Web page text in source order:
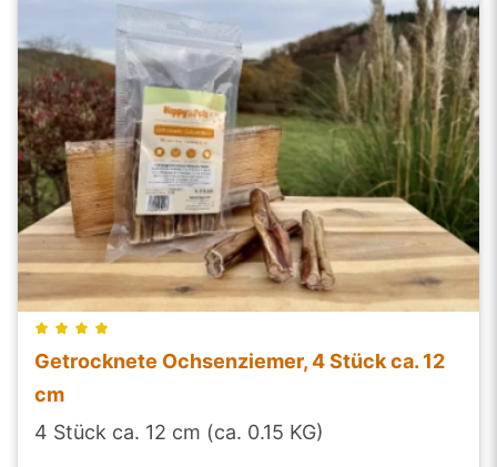
Getrocknete Ochsenziemer, 4 Stück ca. 12
cm
4 Stück ca. 12 cm (ca. 0.15 KG)